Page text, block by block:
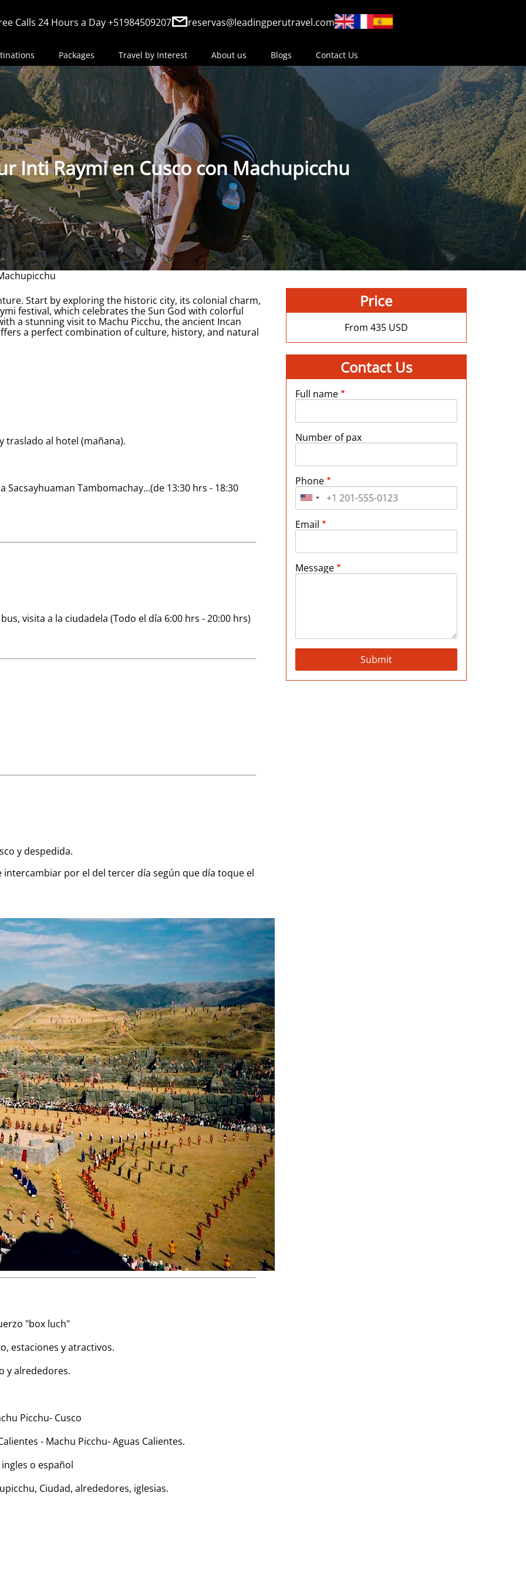
Calls 24 Hours a Day +51984509207 reservas@leadingperutravel.com
Packages Travel by Interest About us Blogs Contact Us
Inti Raymi en Cusco con Machupicchu
Start by exploring the historic city, its colonial charm,
festival, which celebrates the Sun God with colorful
a stunning visit to Machu Picchu, the ancient Incan
a perfect combination of culture, history, and natural
traslado al hotel (mañana).
Tambomachay...(de 13:30 hrs - 18:30
visita a la ciudadela (Todo el día 6:00 hrs - 20:00 hrs)
y despedida.
por el del tercer día según que día toque el
"box luch"
estaciones y atractivos.
y alrededores.
Picchu- Cusco
- Machu Picchu- Aguas Calientes.
o español
Ciudad, alrededores, iglesias.
Price
From 435USD
Contact Us
Full name
Number of pax
Phone
Email
Message